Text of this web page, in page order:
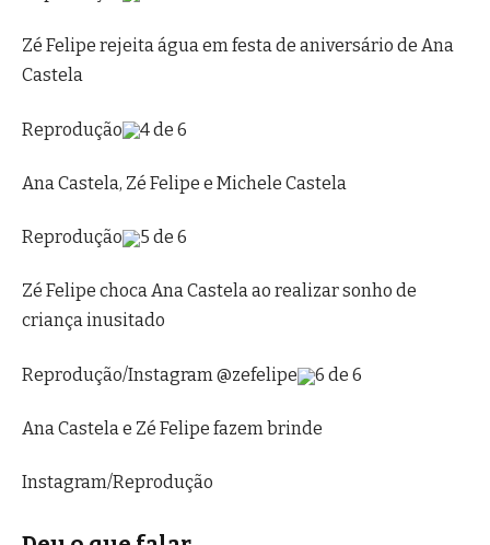
Zé Felipe rejeita água em festa de aniversário de Ana
Castela
Reprodução 4 de 6
Ana Castela, Zé Felipe e Michele Castela
Reprodução 5 de 6
Zé Felipe choca Ana Castela ao realizar sonho de
criança inusitado
Reprodução/Instagram @zefelipe 6 de 6
Ana Castela e Zé Felipe fazem brinde
Instagram/Reprodução